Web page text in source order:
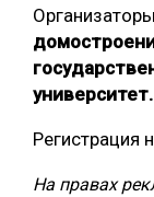
университет.
Регистрация
На правах